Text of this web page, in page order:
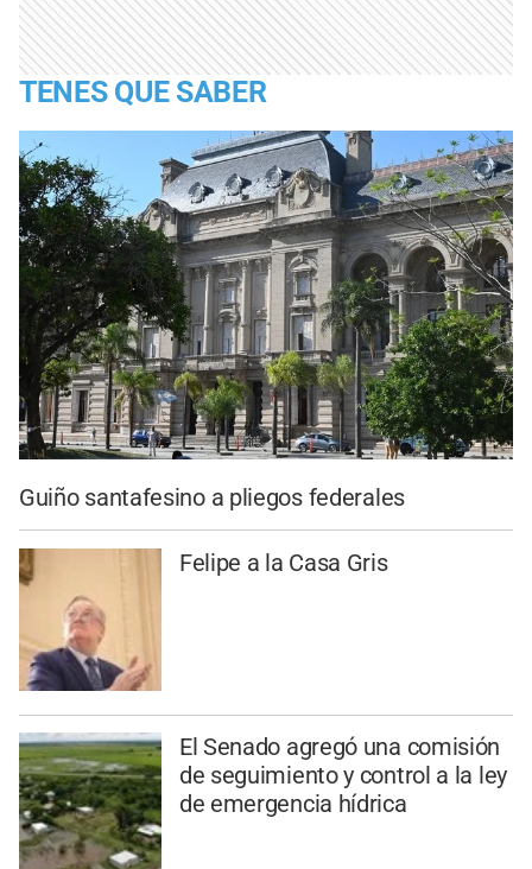
TENES QUE SABER
Guiño santafesino a pliegos federales
Felipe a la Casa Gris
El Senado agregó una comisión
de seguimiento y control a la ley
de emergencia hídrica